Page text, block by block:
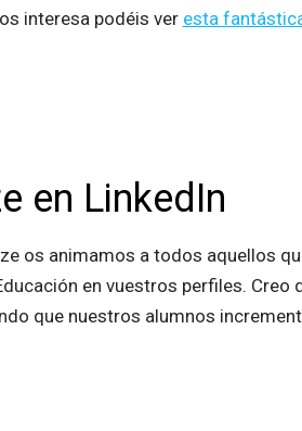
interesa podéis ver esta
en LinkedIn
os animamos a todos aquellos
en vuestros perfiles.
que nuestros alumnos